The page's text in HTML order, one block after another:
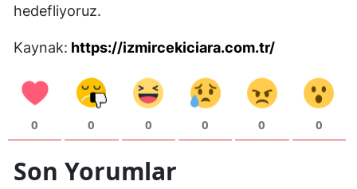
hedefliyoruz.
Kaynak: https://izmircekiciara.com.tr/
0 0 0 0 0 0
Son Yorumlar